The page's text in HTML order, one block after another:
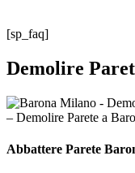
[sp_faq]
Demolire
– Demolire Parete a
Abbattere Parete